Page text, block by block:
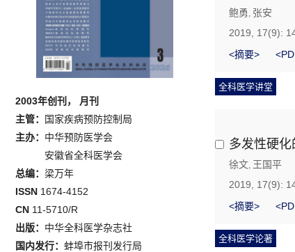
2003年创刊， 月刊
主管： 国家疾病预防控制局
主办： 中华预防医学会
安徽省全科医学会
总编： 梁万年
ISSN 1674-4152
CN 11-5710/R
出版： 中华全科医学杂志社
国内发行： 蚌埠市报刊发行局
鲍勇, 张安
2019, 17(9):
<摘要>
全科医学讲堂
多发性硬
徐文, 王国平
2019, 17(9):
<摘要>
全科医学论著